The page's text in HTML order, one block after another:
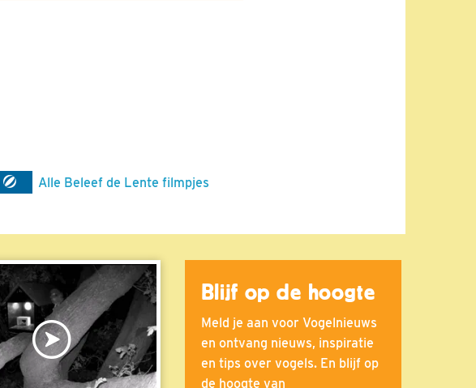
Alle Beleef de Lente filmpjes
Blijf op de hoogte
Meld je aan voor Vogelnieuws
en ontvang nieuws, inspiratie
en tips over vogels. En blijf op
de hoogte van